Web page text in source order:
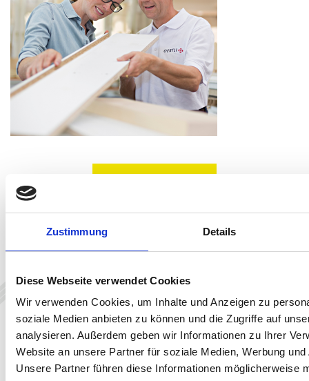
Zustimmung Details
Diese Webseite verwendet Cookies
Wir verwenden Cookies, um Inhalte und Anzeigen zu
soziale Medien anbieten zu können und die Zugriffe auf
analysieren. Außerdem geben wir Informationen zu Ihrer
Website an unsere Partner für soziale Medien, Werbung
Unsere Partner führen diese Informationen möglicherweise